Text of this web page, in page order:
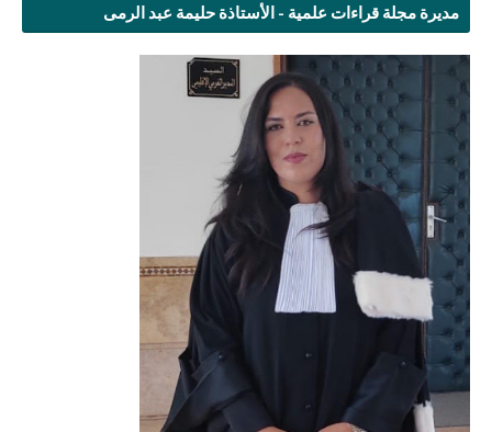
مديرة مجلة قراءات علمية - الأستاذة حليمة عبد الرمى